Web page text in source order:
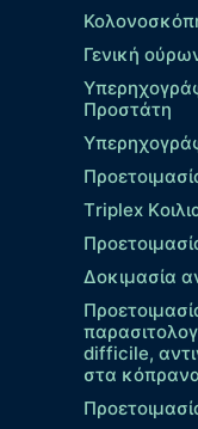
Γενική
Προστάτη
Τriplex
Δοκιμασία
difficile,
στα